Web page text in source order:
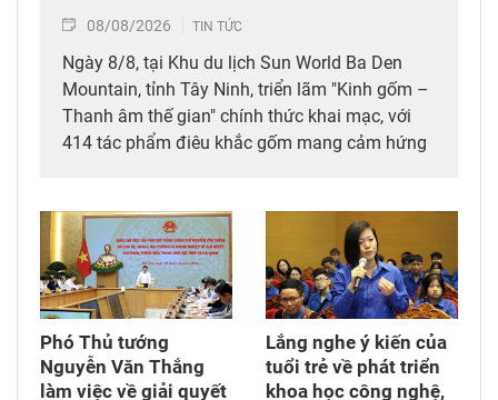
08/08/2026 TIN TỨC
Ngày 8/8, tại Khu du lịch Sun World Ba Den
Mountain, tỉnh Tây Ninh, triển lãm "Kinh gốm –
Thanh âm thế gian" chính thức khai mạc, với
414 tác phẩm điêu khắc gốm mang cảm hứng
Ninh, các nghệ nhân làng nghề Phù Lãng (tỉnh
Bắc Ninh) và đông đảo du khách trong, ngoài
nước.
Phó Thủ tướng
Nguyễn Văn Thắng
làm việc về giải quyết
Lắng nghe ý kiến của
tuổi trẻ về phát triển
khoa học công nghệ,